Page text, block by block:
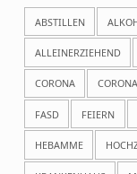
ABSTILLEN
ALLEINERZIEHEND
CORONA
FASD FEIERN
HEBAMME